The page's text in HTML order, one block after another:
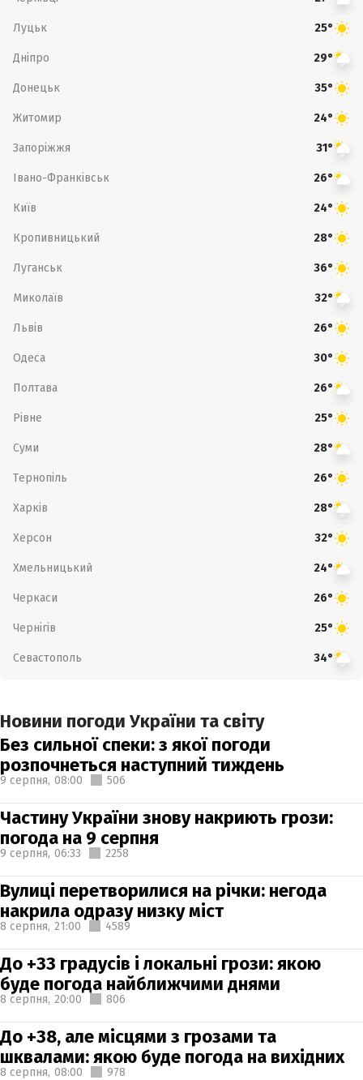
Луцьк 25°
Дніпро 29°
Донецьк 35°
Житомир 24°
Запоріжжя 31°
Івано-Франківськ 26°
Київ 24°
Кропивницький 28°
Луганськ 36°
Миколаїв 32°
Львів 26°
Одеса 30°
Полтава 26°
Рівне 25°
Суми 28°
Тернопіль 26°
Харків 28°
Херсон 32°
Хмельницький 24°
Черкаси 26°
Чернігів 25°
Севастополь 34°
Новини погоди України та світу
Без сильної спеки: з якої погоди
розпочнеться наступний тиждень
9 серпня, 08:00 506
Частину України знову накриють грози:
погода на 9 серпня
9 серпня, 06:33 2258
Вулиці перетворилися на річки: негода
накрила одразу низку міст
8 серпня, 21:00 4589
До +33 градусів і локальні грози: якою
буде погода найближчими днями
8 серпня, 20:00 806
До +38, але місцями з грозами та
шквалами: якою буде погода на вихідних
8 серпня, 08:00 978